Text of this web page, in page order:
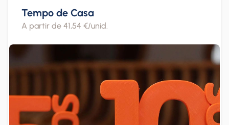
Tempo de Casa
A partir de 41,54 €/unid.